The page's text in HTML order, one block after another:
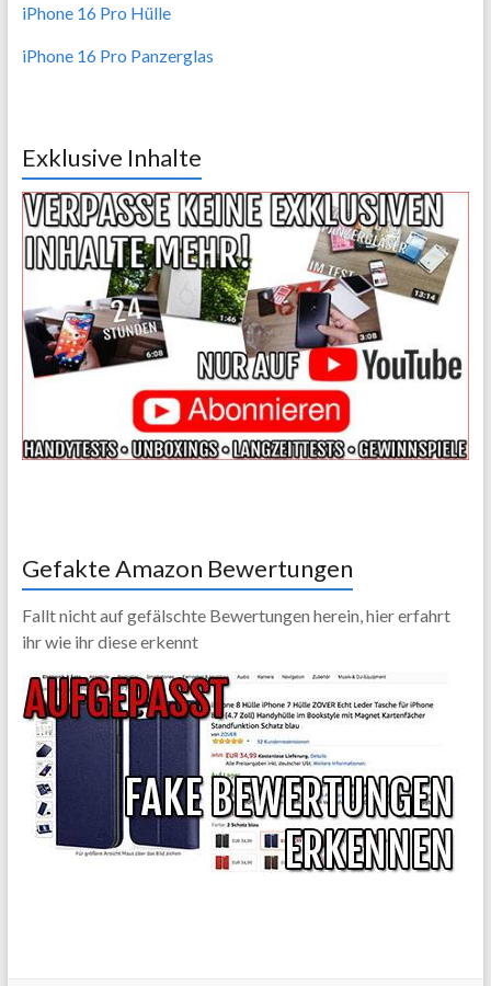
iPhone 16 Pro Hülle
iPhone 16 Pro Panzerglas
Exklusive Inhalte
Gefakte Amazon Bewertungen
Fallt nicht auf gefälschte Bewertungen herein, hier erfahrt
ihr wie ihr diese erkennt